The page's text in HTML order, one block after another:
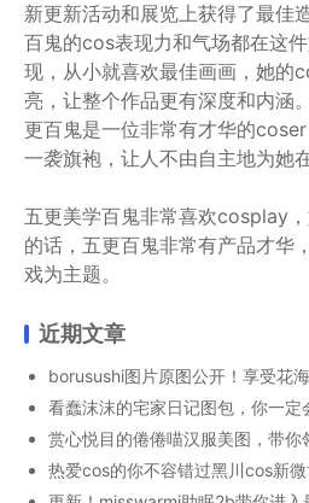
新更新活动和展览上获得了最佳
百鬼的cos表现力和气场都在这
现，从小就喜欢最佳画画，她的
亮，让整个作品更有深度和内涵
更百鬼是一位非常有才华的
一袭旗袍，让人不由自主地为她
五更美学百鬼非常喜欢cosplay
的话，五更百鬼非常有产品才华
戏为主题。
近期文章
borusushi图片原图公开！享受花
看蠢沫沫的宅家日记图包，你一定
赏心悦目的倦倦喵汉服美图，带你
热爱cos的你不容错过黑川cos新